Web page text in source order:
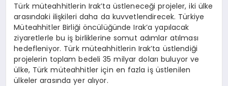
Türk müteahhitlerin Irak’ta üstleneceği projeler, iki ülke
arasındaki ilişkileri daha da kuvvetlendirecek. Türkiye
Müteahhitler Birliği öncülüğünde Irak’a yapılacak
ziyaretlerle bu iş birliklerine somut adımlar atılması
hedefleniyor. Türk müteahhitlerin Irak’ta üstlendiği
projelerin toplam bedeli 35 milyar doları buluyor ve
ülke, Türk müteahhitler için en fazla iş üstlenilen
ülkeler arasında yer alıyor.